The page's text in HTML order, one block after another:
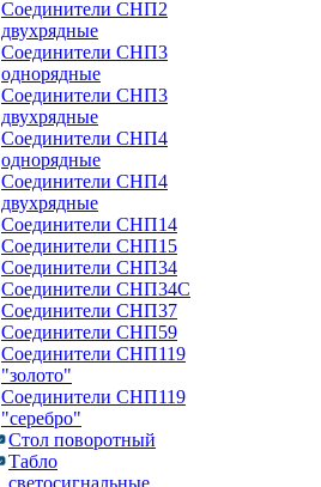
Соединители СНП2
двухрядные
Соединители СНП3
однорядные
Соединители СНП3
двухрядные
Соединители СНП4
однорядные
Соединители СНП4
двухрядные
Соединители СНП14
Соединители СНП15
Соединители СНП34
Соединители СНП34С
Соединители СНП37
Соединители СНП59
Соединители СНП119
"золото"
Соединители СНП119
"серебро"
Стол поворотный
Табло
светосигнальные